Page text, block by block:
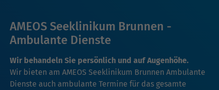
AMEOS Seeklinikum Brunnen -
Ambulante Dienste
Wir behandeln Sie persönlich und auf Augenhöhe.
Wir bieten am AMEOS Seeklinikum Brunnen Ambulante
Dienste auch ambulante Termine für das gesamte